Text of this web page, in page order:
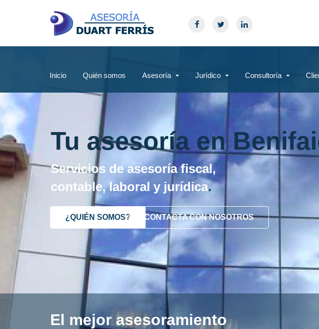
Inicio Quién somos Asesoría Jurídico Consultoría
Tu asesoría en
Servicios de asesoría fiscal,
contable, laboral y jurídica.
¿QUIÉN SOMOS? CONTACTA CON NOSOTROS
El mejor asesoramiento